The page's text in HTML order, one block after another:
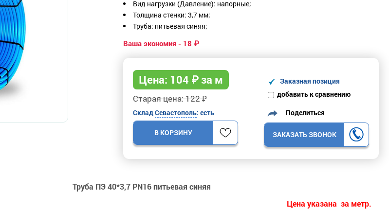
Вид нагрузки (Давление): напорные;
Толщина стенки: 3,7 мм;
Труба: питьевая синяя;
Ваша экономия - 18 ₽
Цена: 104 ₽ за м
Старая цена: 122 ₽
Заказная позиция
добавить к сравнению
СкладСевастополь: есть
В КОРЗИНУ
Поделиться
ЗАКАЗАТЬ ЗВОНОК
Труба ПЭ 40*3,7 PN16 питьевая синяя
Цена указана за метр.